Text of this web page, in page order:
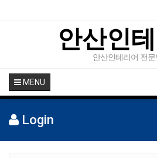
안산인
안산인테리어 전문
MENU
Login